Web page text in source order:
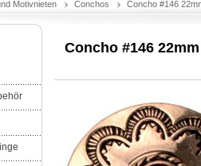
Motivnieten Conchos Concho #146
Concho #146